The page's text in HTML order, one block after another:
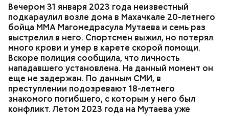
Вечером 31 января 2023 года неизвестный
подкараулил возле дома в Махачкале 20-летнего
бойца ММА Магомедрасула Мутаева и семь раз
выстрелил в него. Спортсмен выжил, но потерял
много крови и умер в карете скорой помощи.
Вскоре полиция сообщила, что личность
нападавшего установлена. На данный момент он
еще не задержан. По данным СМИ, в
преступлении подозревают 18-летнего
знакомого погибшего, с которым у него был
конфликт. Летом 2023 года на Мутаева уже
Очевидцы трагедии вызвали полицию и скорую
помощь, однако врачи оказались бессильны —
пострадавший умер по пути в больницу.
СПОРТ СЛЕДСТВЕННЫЙ КОМИТЕТ
ММА
РЕСПУБЛИКА ДАГЕСТАН
СМЕРТЬ